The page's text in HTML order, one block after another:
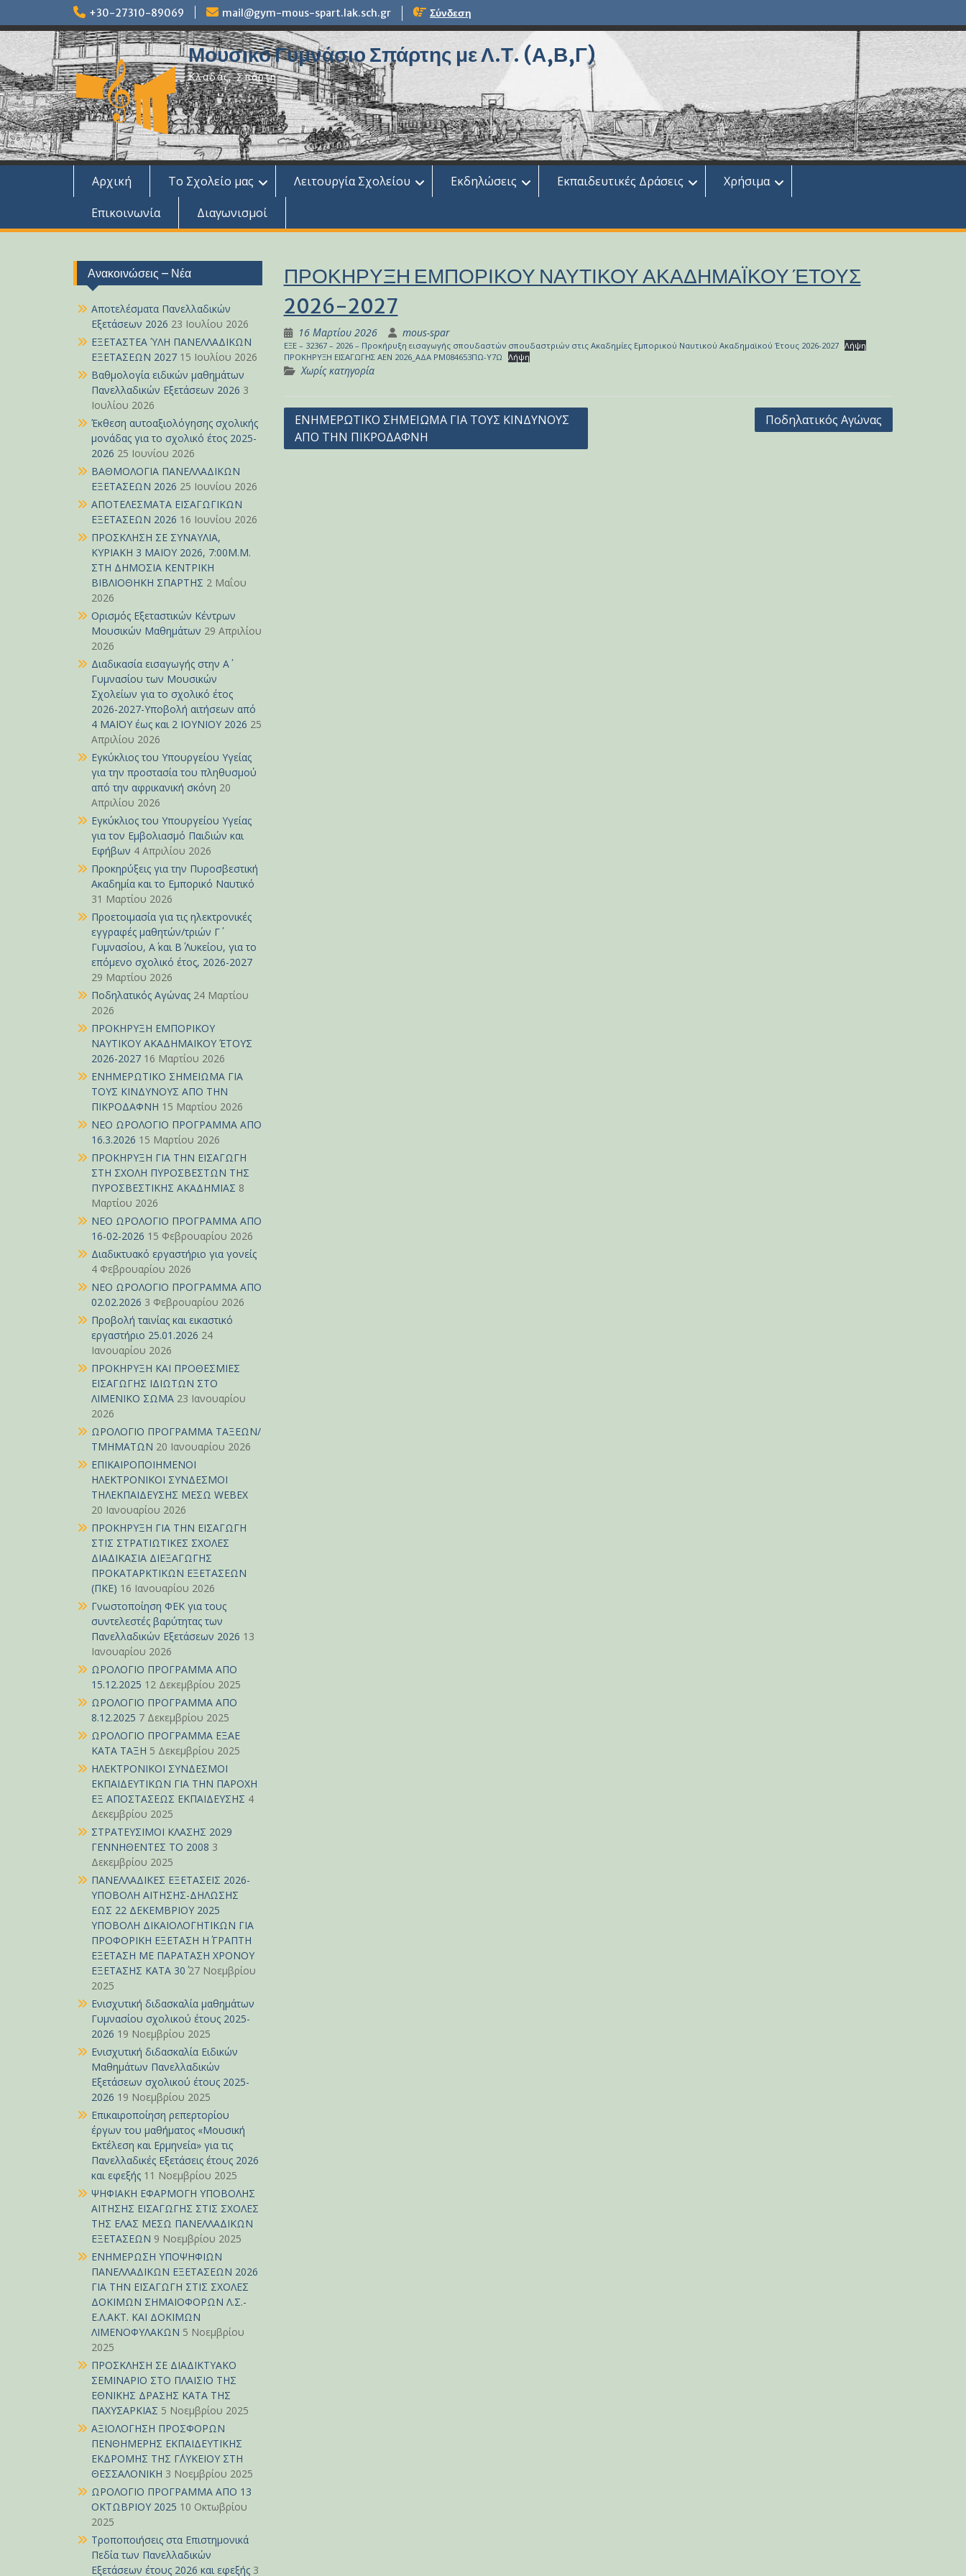
to
content
+30-27310-89069 mail@gym-mous-spart.lak.sch.gr Σύνδεση
Μουσικό Γυμνάσιο Σπάρτης με Λ.Τ. (Α,Β,Γ)
Κλαδάς, Σπάρτη
Αρχική Το Σχολείο μας Λειτουργία Σχολείου Εκδηλώσεις Εκπαιδευτικές Δράσεις
Χρήσιμα
Επικοινωνία
Διαγωνισμοί
ΠΡΟΚΗΡΥΞΗ ΕΜΠΟΡΙΚΟΥ ΝΑΥΤΙΚΟΥ ΑΚΑΔΗΜΑΪΚΟΥ ΈΤΟΥΣ
2026-2027
16 Μαρτίου 2026 mous-spar
ΕΞΕ – 32367 – 2026 – Προκήρυξη εισαγωγής σπουδαστών σπουδαστριών στις Ακαδημίες Εμπορικού Ναυτικού Ακαδημαϊκού Έτους 2026-2027 Λήψη
ΠΡΟΚΗΡΥΞΗ ΕΙΣΑΓΩΓΗΣ ΑΕΝ 2026_ΑΔΑ ΡΜ084653ΠΩ-Υ7Ω Λήψη
Χωρίς κατηγορία
Πλοήγηση
άρθρων
ΕΝΗΜΕΡΩΤΙΚΟ ΣΗΜΕΙΩΜΑ ΓΙΑ ΤΟΥΣ ΚΙΝΔΥΝΟΥΣ
ΑΠΟ ΤΗΝ ΠΙΚΡΟΔΑΦΝΗ
Ποδηλατικός Αγώνας
Ανακοινώσεις – Νέα
Αποτελέσματα Πανελλαδικών
Εξετάσεων 2026 23 Ιουλίου 2026
ΕΞΕΤΑΣΤΕΑ ΎΛΗ ΠΑΝΕΛΛΑΔΙΚΩΝ
ΕΞΕΤΑΣΕΩΝ 2027 15 Ιουλίου 2026
Βαθμολογία ειδικών μαθημάτων
Πανελλαδικών Εξετάσεων 2026 3
Ιουλίου 2026
Έκθεση αυτοαξιολόγησης σχολικής
μονάδας για το σχολικό έτος 2025-
2026 25 Ιουνίου 2026
ΒΑΘΜΟΛΟΓΙΑ ΠΑΝΕΛΛΑΔΙΚΩΝ
ΕΞΕΤΑΣΕΩΝ 2026 25 Ιουνίου 2026
ΑΠΟΤΕΛΕΣΜΑΤΑ ΕΙΣΑΓΩΓΙΚΩΝ
ΕΞΕΤΑΣΕΩΝ 2026 16 Ιουνίου 2026
ΠΡΟΣΚΛΗΣΗ ΣΕ ΣΥΝΑΥΛΙΑ,
ΚΥΡΙΑΚΗ 3 ΜΑΪΟΥ 2026, 7:00Μ.Μ.
ΣΤΗ ΔΗΜΟΣΙΑ ΚΕΝΤΡΙΚΗ
ΒΙΒΛΙΟΘΗΚΗ ΣΠΑΡΤΗΣ 2 Μαΐου
2026
Ορισμός Εξεταστικών Κέντρων
Μουσικών Μαθημάτων 29 Απριλίου
2026
Διαδικασία εισαγωγής στην Α΄
Γυμνασίου των Μουσικών
Σχολείων για το σχολικό έτος
2026-2027-Υποβολή αιτήσεων από
4 ΜΑΪΟΥ έως και 2 ΙΟΥΝΙΟΥ 2026 25
Απριλίου 2026
Εγκύκλιος του Υπουργείου Υγείας
για την προστασία του πληθυσμού
από την αφρικανική σκόνη 20
Απριλίου 2026
Εγκύκλιος του Υπουργείου Υγείας
για τον Εμβολιασμό Παιδιών και
Εφήβων 4 Απριλίου 2026
Προκηρύξεις για την Πυροσβεστική
Ακαδημία και το Εμπορικό Ναυτικό
31 Μαρτίου 2026
Προετοιμασία για τις ηλεκτρονικές
εγγραφές μαθητών/τριών Γ΄
Γυμνασίου, Α΄ και Β΄ Λυκείου, για το
επόμενο σχολικό έτος, 2026-2027
29 Μαρτίου 2026
Ποδηλατικός Αγώνας 24 Μαρτίου
2026
ΠΡΟΚΗΡΥΞΗ ΕΜΠΟΡΙΚΟΥ
ΝΑΥΤΙΚΟΥ ΑΚΑΔΗΜΑΪΚΟΥ ΈΤΟΥΣ
2026-2027 16 Μαρτίου 2026
ΕΝΗΜΕΡΩΤΙΚΟ ΣΗΜΕΙΩΜΑ ΓΙΑ
ΤΟΥΣ ΚΙΝΔΥΝΟΥΣ ΑΠΟ ΤΗΝ
ΠΙΚΡΟΔΑΦΝΗ 15 Μαρτίου 2026
ΝΕΟ ΩΡΟΛΟΓΙΟ ΠΡΟΓΡΑΜΜΑ ΑΠΟ
16.3.2026 15 Μαρτίου 2026
ΠΡΟΚΗΡΥΞΗ ΓΙΑ ΤΗΝ ΕΙΣΑΓΩΓΗ
ΣΤΗ ΣΧΟΛΗ ΠΥΡΟΣΒΕΣΤΩΝ ΤΗΣ
ΠΥΡΟΣΒΕΣΤΙΚΗΣ ΑΚΑΔΗΜΙΑΣ 8
Μαρτίου 2026
ΝΕΟ ΩΡΟΛΟΓΙΟ ΠΡΟΓΡΑΜΜΑ ΑΠΟ
16-02-2026 15 Φεβρουαρίου 2026
Διαδικτυακό εργαστήριο για γονείς
4 Φεβρουαρίου 2026
ΝΕΟ ΩΡΟΛΟΓΙΟ ΠΡΟΓΡΑΜΜΑ ΑΠΟ
02.02.2026 3 Φεβρουαρίου 2026
Προβολή ταινίας και εικαστικό
εργαστήριο 25.01.2026 24
Ιανουαρίου 2026
ΠΡΟΚΗΡΥΞΗ ΚΑΙ ΠΡΟΘΕΣΜΙΕΣ
ΕΙΣΑΓΩΓΗΣ ΙΔΙΩΤΩΝ ΣΤΟ
ΛΙΜΕΝΙΚΟ ΣΩΜΑ 23 Ιανουαρίου
2026
ΩΡΟΛΟΓΙΟ ΠΡΟΓΡΑΜΜΑ ΤΑΞΕΩΝ/
ΤΜΗΜΑΤΩΝ 20 Ιανουαρίου 2026
ΕΠΙΚΑΙΡΟΠΟΙΗΜΕΝΟΙ
ΗΛΕΚΤΡΟΝΙΚΟΙ ΣΥΝΔΕΣΜΟΙ
ΤΗΛΕΚΠΑΙΔΕΥΣΗΣ ΜΕΣΩ WEBEX
20 Ιανουαρίου 2026
ΠΡΟΚΗΡΥΞΗ ΓΙΑ ΤΗΝ ΕΙΣΑΓΩΓΗ
ΣΤΙΣ ΣΤΡΑΤΙΩΤΙΚΕΣ ΣΧΟΛΕΣ
ΔΙΑΔΙΚΑΣΙΑ ΔΙΕΞΑΓΩΓΗΣ
ΠΡΟΚΑΤΑΡΚΤΙΚΩΝ ΕΞΕΤΑΣΕΩΝ
(ΠΚΕ) 16 Ιανουαρίου 2026
Γνωστοποίηση ΦΕΚ για τους
συντελεστές βαρύτητας των
Πανελλαδικών Εξετάσεων 2026 13
Ιανουαρίου 2026
ΩΡΟΛΟΓΙΟ ΠΡΟΓΡΑΜΜΑ ΑΠΟ
15.12.2025 12 Δεκεμβρίου 2025
ΩΡΟΛΟΓΙΟ ΠΡΟΓΡΑΜΜΑ ΑΠΟ
8.12.2025 7 Δεκεμβρίου 2025
ΩΡΟΛΟΓΙΟ ΠΡΟΓΡΑΜΜΑ ΕΞΑΕ
ΚΑΤΑ ΤΑΞΗ 5 Δεκεμβρίου 2025
ΗΛΕΚΤΡΟΝΙΚΟΙ ΣΥΝΔΕΣΜΟΙ
ΕΚΠΑΙΔΕΥΤΙΚΩΝ ΓΙΑ ΤΗΝ ΠΑΡΟΧΗ
ΕΞ ΑΠΟΣΤΑΣΕΩΣ ΕΚΠΑΙΔΕΥΣΗΣ 4
Δεκεμβρίου 2025
ΣΤΡΑΤΕΥΣΙΜΟΙ ΚΛΑΣΗΣ 2029
ΓΕΝΝΗΘΕΝΤΕΣ ΤΟ 2008 3
Δεκεμβρίου 2025
ΠΑΝΕΛΛΑΔΙΚΕΣ ΕΞΕΤΑΣΕΙΣ 2026-
ΥΠΟΒΟΛΗ ΑΙΤΗΣΗΣ-ΔΗΛΩΣΗΣ
ΕΩΣ 22 ΔΕΚΕΜΒΡΙΟΥ 2025
ΥΠΟΒΟΛΗ ΔΙΚΑΙΟΛΟΓΗΤΙΚΩΝ ΓΙΑ
ΠΡΟΦΟΡΙΚΗ ΕΞΕΤΑΣΗ Η΄ ΓΡΑΠΤΗ
ΕΞΕΤΑΣΗ ΜΕ ΠΑΡΑΤΑΣΗ ΧΡΟΝΟΥ
ΕΞΕΤΑΣΗΣ ΚΑΤΑ 30΄ 27 Νοεμβρίου
2025
Ενισχυτική διδασκαλία μαθημάτων
Γυμνασίου σχολικού έτους 2025-
2026 19 Νοεμβρίου 2025
Ενισχυτική διδασκαλία Ειδικών
Μαθημάτων Πανελλαδικών
Εξετάσεων σχολικού έτους 2025-
2026 19 Νοεμβρίου 2025
Επικαιροποίηση ρεπερτορίου
έργων του μαθήματος «Μουσική
Εκτέλεση και Ερμηνεία» για τις
Πανελλαδικές Εξετάσεις έτους 2026
και εφεξής 11 Νοεμβρίου 2025
ΨΗΦΙΑΚΗ ΕΦΑΡΜΟΓΗ ΥΠΟΒΟΛΗΣ
ΑΙΤΗΣΗΣ ΕΙΣΑΓΩΓΗΣ ΣΤΙΣ ΣΧΟΛΕΣ
ΤΗΣ ΕΛΑΣ ΜΕΣΩ ΠΑΝΕΛΛΑΔΙΚΩΝ
ΕΞΕΤΑΣΕΩΝ 9 Νοεμβρίου 2025
ΕΝΗΜΕΡΩΣΗ ΥΠΟΨΗΦΙΩΝ
ΠΑΝΕΛΛΑΔΙΚΩΝ ΕΞΕΤΑΣΕΩΝ 2026
ΓΙΑ ΤΗΝ ΕΙΣΑΓΩΓΗ ΣΤΙΣ ΣΧΟΛΕΣ
ΔΟΚΙΜΩΝ ΣΗΜΑΙΟΦΟΡΩΝ Λ.Σ.-
Ε.Λ.ΑΚΤ. ΚΑΙ ΔΟΚΙΜΩΝ
ΛΙΜΕΝΟΦΥΛΑΚΩΝ 5 Νοεμβρίου
2025
ΠΡΟΣΚΛΗΣΗ ΣΕ ΔΙΑΔΙΚΤΥΑΚΟ
ΣΕΜΙΝΑΡΙΟ ΣΤΟ ΠΛΑΙΣΙΟ ΤΗΣ
ΕΘΝΙΚΗΣ ΔΡΑΣΗΣ ΚΑΤΑ ΤΗΣ
ΠΑΧΥΣΑΡΚΙΑΣ 5 Νοεμβρίου 2025
ΑΞΙΟΛΟΓΗΣΗ ΠΡΟΣΦΟΡΩΝ
ΠΕΝΘΗΜΕΡΗΣ ΕΚΠΑΙΔΕΥΤΙΚΗΣ
ΕΚΔΡΟΜΗΣ ΤΗΣ Γ΄ΛΥΚΕΙΟΥ ΣΤΗ
ΘΕΣΣΑΛΟΝΙΚΗ 3 Νοεμβρίου 2025
ΩΡΟΛΟΓΙΟ ΠΡΟΓΡΑΜΜΑ ΑΠΟ 13
ΟΚΤΩΒΡΙΟΥ 2025 10 Οκτωβρίου
2025
Τροποποιήσεις στα Επιστημονικά
Πεδία των Πανελλαδικών
Εξετάσεων έτους 2026 και εφεξής 3